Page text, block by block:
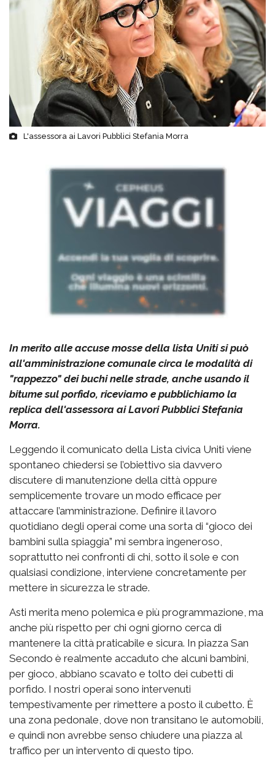
L'assessora ai Lavori Pubblici Stefania Morra
In merito alle accuse mosse della lista Uniti si può
all'amministrazione comunale circa le modalità di
"rappezzo" dei buchi nelle strade, anche usando il
bitume sul porfido, riceviamo e pubblichiamo la
replica dell'assessora ai Lavori Pubblici Stefania
Morra.
Leggendo il comunicato della Lista civica Uniti viene
spontaneo chiedersi se l’obiettivo sia davvero
discutere di manutenzione della città oppure
semplicemente trovare un modo efficace per
attaccare l’amministrazione. Definire il lavoro
quotidiano degli operai come una sorta di “gioco dei
bambini sulla spiaggia” mi sembra ingeneroso,
soprattutto nei confronti di chi, sotto il sole e con
qualsiasi condizione, interviene concretamente per
mettere in sicurezza le strade.
Asti merita meno polemica e più programmazione, ma
anche più rispetto per chi ogni giorno cerca di
mantenere la città praticabile e sicura. In piazza San
Secondo è realmente accaduto che alcuni bambini,
per gioco, abbiano scavato e tolto dei cubetti di
porfido. I nostri operai sono intervenuti
tempestivamente per rimettere a posto il cubetto. È
una zona pedonale, dove non transitano le automobili,
e quindi non avrebbe senso chiudere una piazza al
traffico per un intervento di questo tipo.